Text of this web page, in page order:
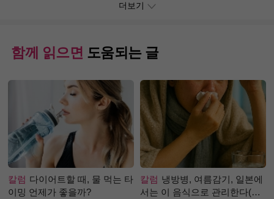
더보기
함께 읽으면 도움되는 글
칼럼 다이어트할 때, 물 먹는 타
이밍 언제가 좋을까?
칼럼 냉방병, 여름감기, 일본에
서는 이 음식으로 관리한다(생